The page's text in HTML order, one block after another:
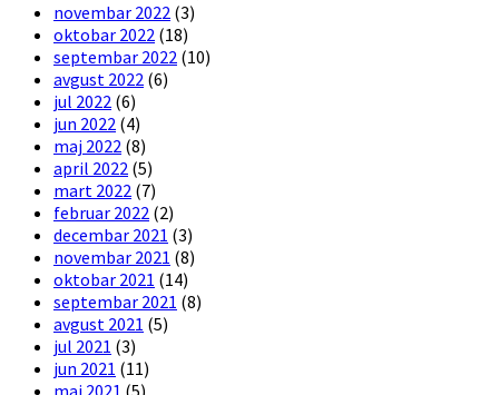
novembar 2022 (3)
oktobar 2022 (18)
septembar 2022 (10)
avgust 2022 (6)
jul 2022 (6)
jun 2022 (4)
maj 2022 (8)
april 2022 (5)
mart 2022 (7)
februar 2022 (2)
decembar 2021 (3)
novembar 2021 (8)
oktobar 2021 (14)
septembar 2021 (8)
avgust 2021 (5)
jul 2021 (3)
jun 2021 (11)